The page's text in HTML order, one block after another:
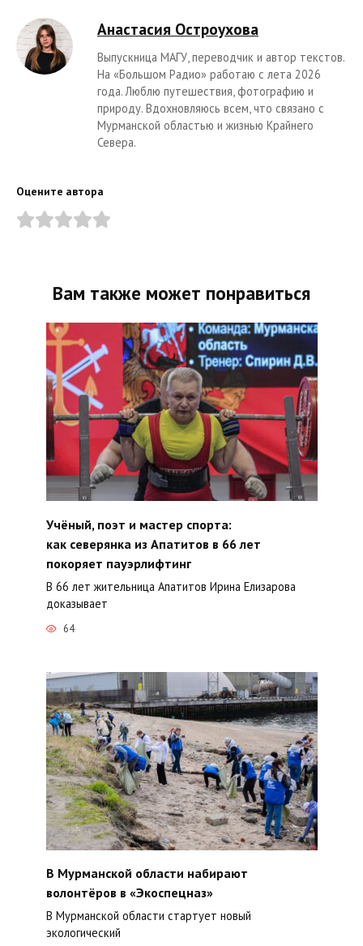
Анастасия Остроухова
Выпускница МАГУ, переводчик и автор текстов.
На «Большом Радио» работаю с лета 2026
года. Люблю путешествия, фотографию и
природу. Вдохновляюсь всем, что связано с
Мурманской областью и жизнью Крайнего
Севера.
Оцените автора
Вам также может понравиться
Учёный, поэт и мастер спорта:
как северянка из Апатитов в 66 лет
покоряет пауэрлифтинг
В 66 лет жительница Апатитов Ирина Елизарова
доказывает
64
В Мурманской области набирают
волонтёров в «Экоспецназ»
В Мурманской области стартует новый
экологический